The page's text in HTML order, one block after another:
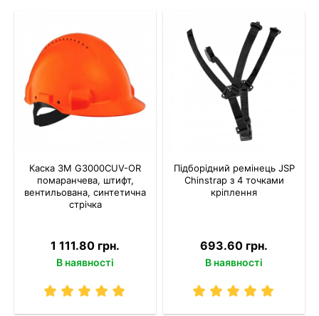
Каска 3M G3000CUV-OR
помаранчева, штифт,
вентильована, синтетична
стрічка
1 111.80 грн.
В наявності
Підборідний ремінець JSP
Chinstrap з 4 точками
кріплення
693.60 грн.
В наявності